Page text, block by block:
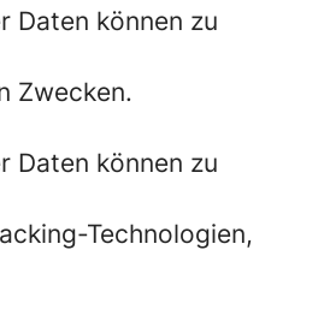
Daten können zu
Zwecken.
Daten können zu
Technologien,